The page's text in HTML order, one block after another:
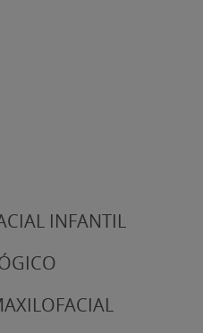
INFANTIL